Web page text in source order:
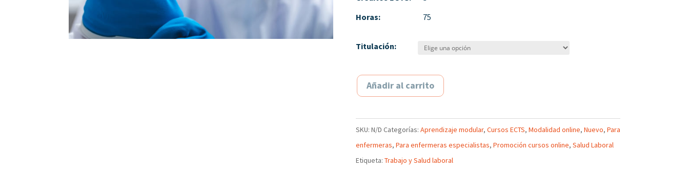
Horas:
75
Titulación:
Añadir al carrito
SKU: N/D Categorías: Aprendizaje modular, Cursos ECTS, Modalidad online, Nuevo, Para
enfermeras, Para enfermeras especialistas, Promoción cursos online, Salud Laboral
Etiqueta: Trabajo y Salud laboral